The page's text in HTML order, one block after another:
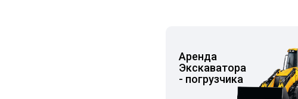
Аренда
Экскаватора
- погрузчика